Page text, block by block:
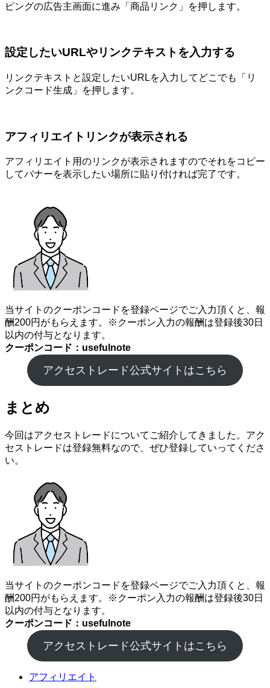
ピングの広告主画面に進み「商品リンク」を押します。
設定したいURLやリンクテキストを入力する
リンクテキストと設定したいURLを入力してどこでも「リ
ンクコード生成」を押します。
アフィリエイトリンクが表示される
アフィリエイト用のリンクが表示されますのでそれをコピー
してバナーを表示したい場所に貼り付ければ完了です。
当サイトのクーポンコードを登録ページでご入力頂くと、報
酬200円がもらえます。※クーポン入力の報酬は登録後30日
以内の付与となります。
クーポンコード：usefulnote
アクセストレード公式サイトはこちら
まとめ
今回はアクセストレードについてご紹介してきました。アク
セストレードは登録無料なので、ぜひ登録していってくださ
い。
当サイトのクーポンコードを登録ページでご入力頂くと、報
酬200円がもらえます。※クーポン入力の報酬は登録後30日
以内の付与となります。
クーポンコード：usefulnote
アクセストレード公式サイトはこちら
アフィリエイト